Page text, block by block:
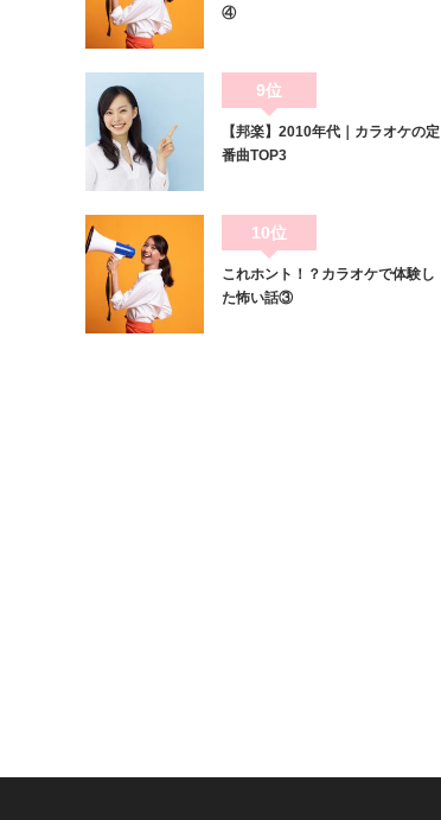
④
9位
【邦楽】2010年代｜カラオケの定
番曲TOP3
10位
これホント！？カラオケで体験し
た怖い話③